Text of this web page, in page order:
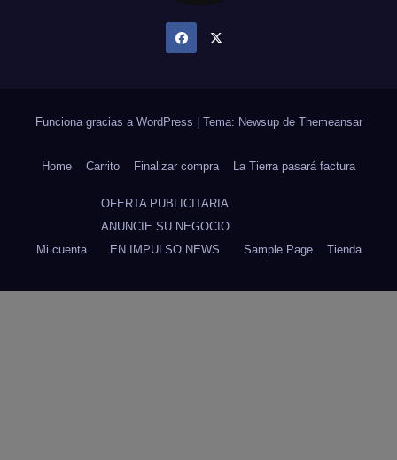
Funciona gracias a WordPress Tema: Newsup de Themeansar
Home Carrito Finalizar compra La Tierra pasará factura
Mi cuenta
OFERTA PUBLICITARIA
ANUNCIE SU NEGOCIO
EN IMPULSO NEWS
Sample Page Tienda